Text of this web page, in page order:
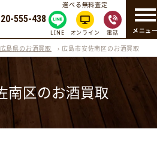
メニュ
555-438
選べる無料査定
LINE オンライン 電話
広島県のお酒買取 › 広島市安佐南区のお酒買取
南区のお酒買取